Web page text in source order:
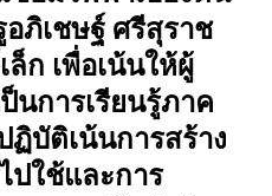
ภิเชษฐ์ ศรีสุราช
ก เพื่อเน้นให้ผู้
นการเรียนรู้ภาค
บัติเน้นการสร้าง
ปใช้และการ